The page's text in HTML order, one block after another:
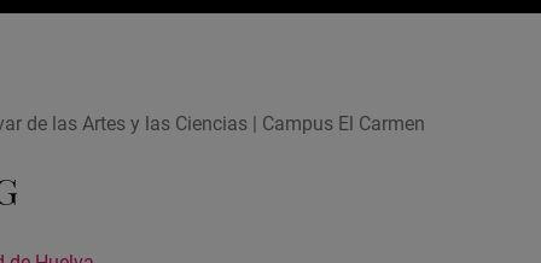
de las Artes y las Ciencias | Campus El Carmen